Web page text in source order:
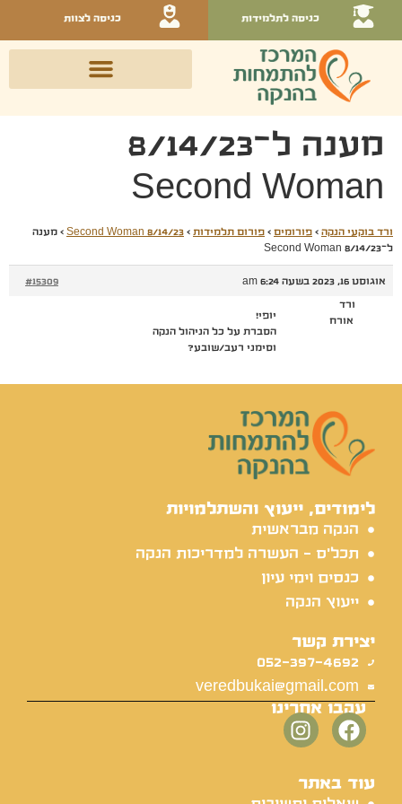
כניסה לתלמידות כניסה לצוות
מענה ל־8/14/23
Second Woman
ורד בוקעי הנקה › פורומים › פורום תלמידות ›
8/14/23 Second Woman
› מענה
ל־8/14/23 Second Woman
אוגוסט 16, 2023 בשעה 6:24 am #15309
ורד
אורח
יופי!
הסברת על כל הניהול הנקה
וסימני רעב/שובע?
לימודים, ייעוץ והשתלמויות
הנקה מבראשית
תכל'ס - העשרה למדריכות הנקה
כנסים וימי עיון
ייעוץ הנקה
יצירת קשר
052-397-4692
veredbukai@gmail.com
עקבו אחרינו
עוד באתר